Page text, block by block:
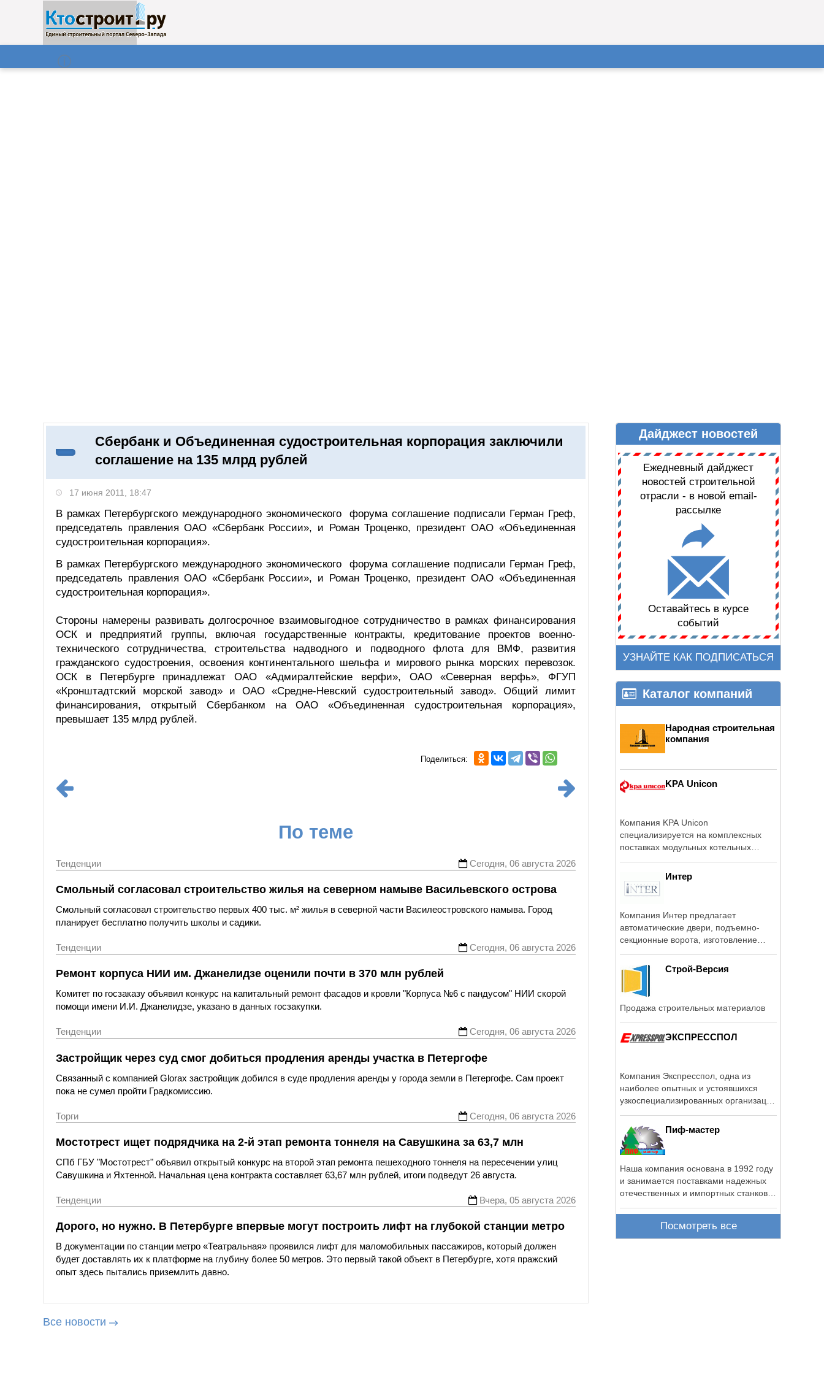
Поиск
ДАЙДЖЕСТ НОВОСТЕЙ
Сбербанк и Объединенная судостроительная корпорация заключили
соглашение на 135 млрд рублей
17 июня 2011, 18:47
В рамках Петербургского международного экономического форума соглашение подписали Герман Греф,
председатель правления ОАО «Сбербанк России», и Роман Троценко, президент ОАО «Объединенная
судостроительная корпорация».
В рамках Петербургского международного экономического форума соглашение подписали Герман Греф,
председатель правления ОАО «Сбербанк России», и Роман Троценко, президент ОАО «Объединенная
судостроительная корпорация».
Стороны намерены развивать долгосрочное взаимовыгодное сотрудничество в рамках финансирования
ОСК и предприятий группы, включая государственные контракты, кредитование проектов военно-
технического сотрудничества, строительства надводного и подводного флота для ВМФ, развития
гражданского судостроения, освоения континентального шельфа и мирового рынка морских перевозок.
ОСК в Петербурге принадлежат ОАО «Адмиралтейские верфи», ОАО «Северная верфь», ФГУП
«Кронштадтский морской завод» и ОАО «Средне-Невский судостроительный завод». Общий лимит
финансирования, открытый Сбербанком на ОАО «Объединенная судостроительная корпорация»,
превышает 135 млрд рублей.
Поделиться:
По теме
Тенденции Сегодня, 06 августа 2026
Смольный согласовал строительство жилья на северном намыве Васильевского острова
Смольный согласовал строительство первых 400 тыс. м² жилья в северной части Василеостровского намыва. Город
планирует бесплатно получить школы и садики.
Тенденции Сегодня, 06 августа 2026
Ремонт корпуса НИИ им. Джанелидзе оценили почти в 370 млн рублей
Комитет по госзаказу объявил конкурс на капитальный ремонт фасадов и кровли "Корпуса №6 с пандусом" НИИ скорой
помощи имени И.И. Джанелидзе, указано в данных госзакупки.
Тенденции Сегодня, 06 августа 2026
Застройщик через суд смог добиться продления аренды участка в Петергофе
Связанный с компанией Glorax застройщик добился в суде продления аренды у города земли в Петергофе. Сам проект
пока не сумел пройти Градкомиссию.
Торги Сегодня, 06 августа 2026
Мостотрест ищет подрядчика на 2-й этап ремонта тоннеля на Савушкина за 63,7 млн
СПб ГБУ "Мостотрест" объявил открытый конкурс на второй этап ремонта пешеходного тоннеля на пересечении улиц
Савушкина и Яхтенной. Начальная цена контракта составляет 63,67 млн рублей, итоги подведут 26 августа.
Тенденции Вчера, 05 августа 2026
Дорого, но нужно. В Петербурге впервые могут построить лифт на глубокой станции метро
В документации по станции метро «Театральная» проявился лифт для маломобильных пассажиров, который должен
будет доставлять их к платформе на глубину более 50 метров. Это первый такой объект в Петербурге, хотя пражский
опыт здесь пытались приземлить давно.
Все новости
Дайджест новостей
Ежедневный дайджест
новостей строительной
отрасли - в новой email-
рассылке
Оставайтесь в курсе
событий
УЗНАЙТЕ КАК ПОДПИСАТЬСЯ
Каталог компаний
Народная строительная
компания
KPA Unicon
Компания KPA Unicon
специализируется на комплексных
поставках модульных котельных
Интер
Компания Интер предлагает
автоматические двери, подъемно-
секционные ворота, изготовление
Строй-Версия
Продажа строительных материалов
ЭКСПРЕССПОЛ
Компания Экспресспол, одна из
наиболее опытных и устоявшихся
узкоспециализированных организаций
Пиф-мастер
Наша компания основана в 1992 году
и занимается поставками надежных
отечественных и импортных станков,
Посмотреть все